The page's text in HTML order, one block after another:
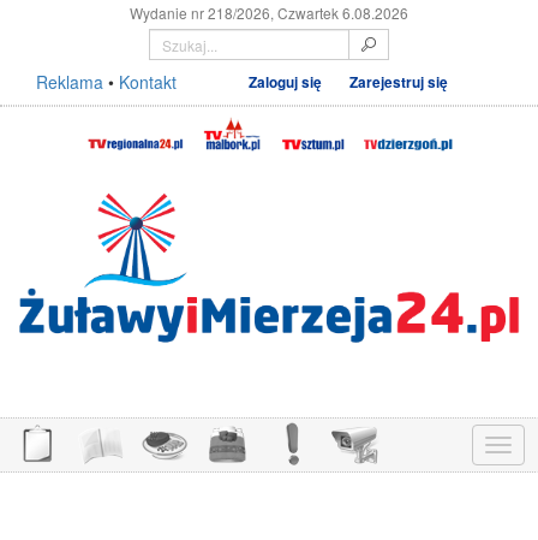
Wydanie nr 218/2026, Czwartek 6.08.2026
Reklama • Kontakt Zaloguj się Zarejestruj się
Menu